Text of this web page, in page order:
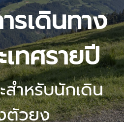
รเดินทาง
เทศรายปี
สำหรับนักเดิน
ตัวยง